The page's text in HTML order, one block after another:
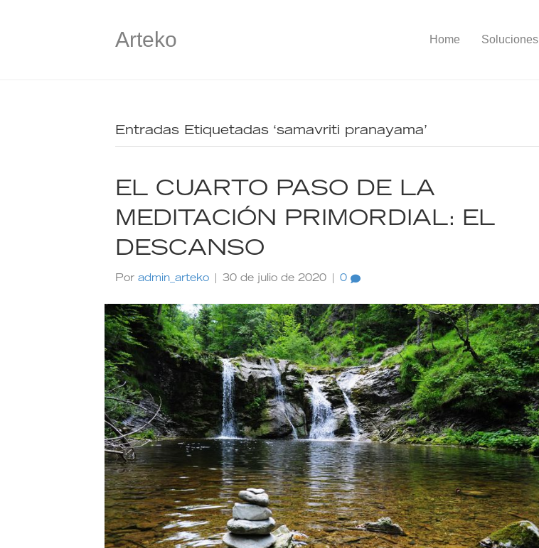
Arteko Home Soluciones
Entradas Etiquetadas ‘samavriti pranayama’
EL CUARTO PASO DE LA
MEDITACIÓN PRIMORDIAL: EL
DESCANSO
Por admin_arteko 30 de julio de 2020 0